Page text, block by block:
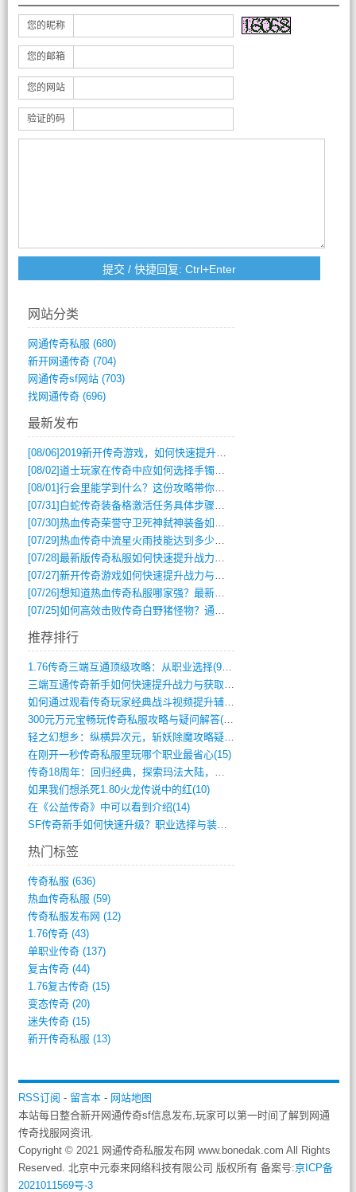
您的昵称
您的邮箱
您的网站
验证的码
网站分类
网通传奇私服 (680)
新开网通传奇(704)
网通传奇sf网站(703)
找网通传奇(696)
最新发布
[08/06]2019新开传奇游戏，如何快速提升角色等级？
[08/02]道士玩家在传奇中应如何选择手镯装备？
[08/01]行会里能学到什么？这份攻略带你全掌握
[07/31] 白蛇传奇装备格激活任务具体步骤是什么？如何完成？
[07/30]热血传奇荣誉守卫死神弑神装备如何获取与佩戴攻略？
[07/29]热血传奇中流星火雨技能达到多少级可以开始练装备？
[07/28]最新版传奇私服如何快速提升战力与获取稀有装备？
[07/27]新开传奇游戏如何快速提升战力与获取稀有装备？
[07/26]想知道热血传奇私服哪家强？最新排行榜攻略全解析
[07/25]如何高效击败传奇白野猪怪物？通关技巧全解析
推荐排行
1.76传奇三端互通顶级攻略：从职业选择(972)
三端互通传奇新手如何快速提升战力与获取稀(379)
如何通过观看传奇玩家经典战斗视频提升辅助(661)
300元万元宝畅玩传奇私服攻略与疑问解答(828)
轻之幻想乡：纵横异次元，斩妖除魔攻略疑云(404)
在刚开一秒传奇私服里玩哪个职业最省心(15)
传奇18周年：回归经典，探索玛法大陆，寻(798)
如果我们想杀死1.80火龙传说中的红(10)
在《公益传奇》中可以看到介绍(14)
SF传奇新手如何快速升级？职业选择与装备(711)
热门标签
传奇私服 (636)
热血传奇私服 (59)
传奇私服发布网 (12)
1.76传奇(43)
单职业传奇(137)
复古传奇(44)
1.76复古传奇(15)
变态传奇(20)
迷失传奇(15)
新开传奇私服 (13)
RSS订阅 - 留言本- 网站地图
本站每日整合新开网通传奇sf信息发布,玩家可以第一时间了解到网通
传奇找服网资讯.
Copyright © 2021 网通传奇私服发布网 www.bonedak.com All Rights
Reserved. 北京中元泰来网络科技有限公司 版权所有 备案号:京ICP备
2021011569号-3